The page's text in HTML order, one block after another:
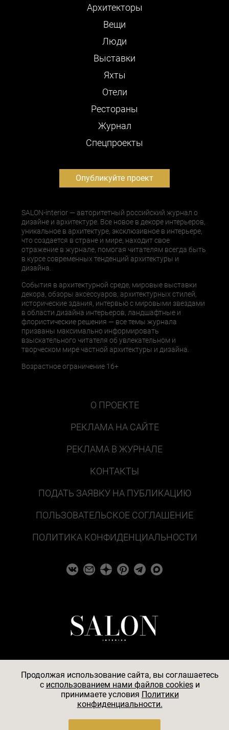
Архитекторы
Вещи
Люди
Выставки
Яхты
Отели
Рестораны
Журнал
Cпецпроекты
Опубликуйте проект
SALON-interior — авторитетный российский журнал о
дизайне и архитектуре. Все новое в декоре интерьеров,
уникальное в архитектуре, эксклюзивное в интерьере,
что создается в стране и мире, находит свое
отражение в журнале, помогая читателям всегда быть
в курсе современных тенденций архитектуры и
дизайна.
События в архитектурной среде, мировые выставки
декора, обзоры аксессуаров, архитектурных стилей,
исторические здания, интервью с мировыми звездами
в области дизайна интерьеров, ландшафтные и
флористические решения — все темы журнала
призваны максимально информировать
взыскательного читателя об увлекательном и
творческом мире частной архитектуры и дизайна.
Возрастное ограничение 16+
О ПРОЕКТЕ
РЕКЛАМА НА САЙТЕ
РЕКЛАМА В ЖУРНАЛЕ
КОНТАКТЫ
ПОДАТЬ ЗАЯВКУ НА ПУБЛИКАЦИЮ
ПОЛЬЗОВАТЕЛЬСКОЕ СОГЛАШЕНИЕ
ПОЛИТИКА КОНФИДЕНЦИАЛЬНОСТИ
© 2026
АО «БКМ», ОГРН 1027739494584, ИНН 7705056238,
127018, Москва, ул. Полковая, д. 3, стр. 4, помещение I,
Продолжая использование сайта, вы соглашаетесь
c использованием нами файлов cookiesи
принимаете условия Политики
конфиденциальности.